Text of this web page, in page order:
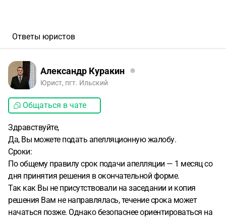
Ответы юристов
Александр Куракин
Юрист, пгт. Ильский
Общаться в чате
Здравствуйте,
Да, Вы можете подать апелляционную жалобу.
Сроки:
По общему правилу срок подачи апелляции — 1 месяц со
дня принятия решения в окончательной форме.
Так как Вы не присутствовали на заседании и копия
решения Вам не направлялась, течение срока может
начаться позже. Однако безопаснее ориентироваться на